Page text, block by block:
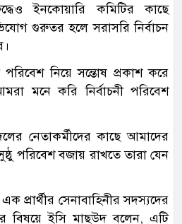
ইনকোয়ারি কমিটির কাছে
গুরুতর হলে সরাসরি নির্বাচন
পরিবেশ নিয়ে সন্তোষ প্রকাশ করে
মনে করি নির্বাচনী পরিবেশ
নেতাকর্মীদের কাছে আমাদের
পরিবেশ বজায় রাখতে তারা যেন
প্রার্থীর সেনাবাহিনীর সদস্যদের
বিষয়ে ইসি মাছউদ বলেন, এটি